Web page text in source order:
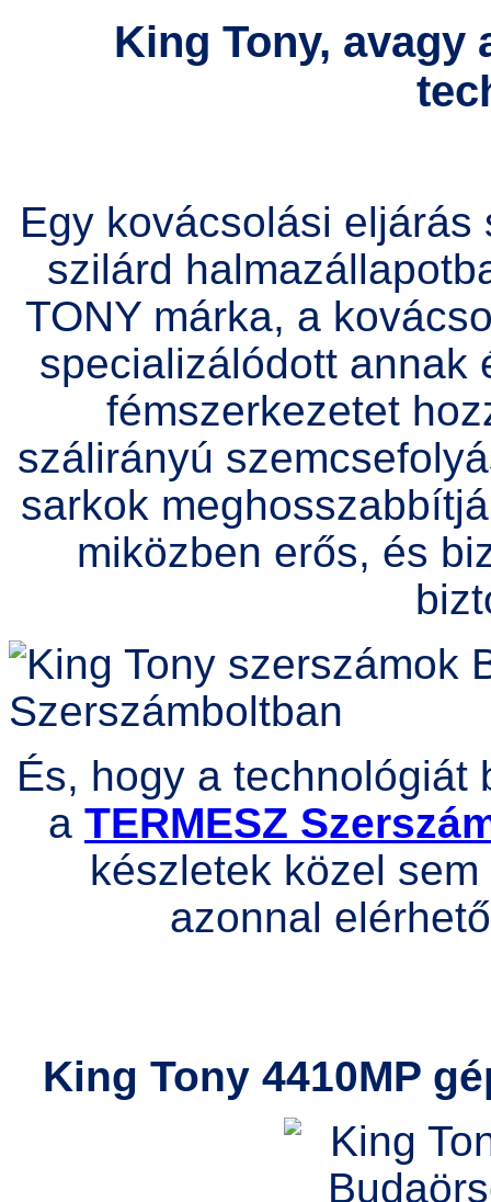
King Tony,
Egy kovácsolási
szilárd
TONY márka, a
specializálódott annak
fémszerkezetet
szálirányú
sarkok
miközben erős, és
És, hogy a technológiát
a TERMESZ
készletek közel
azonnal
King Tony 4410MP